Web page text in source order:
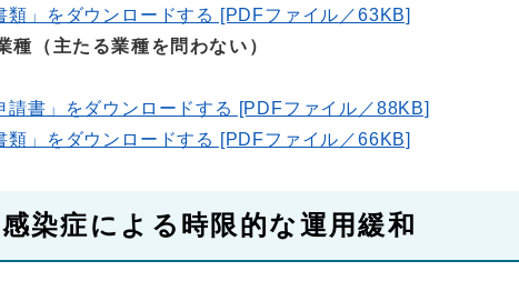
類」をダウンロードする [PDFファイル／63KB]
（主たる業種を問わない）
請書」をダウンロードする [PDFファイル／88KB]
類」をダウンロードする [PDFファイル／66KB]
染症による時限的な運用緩和